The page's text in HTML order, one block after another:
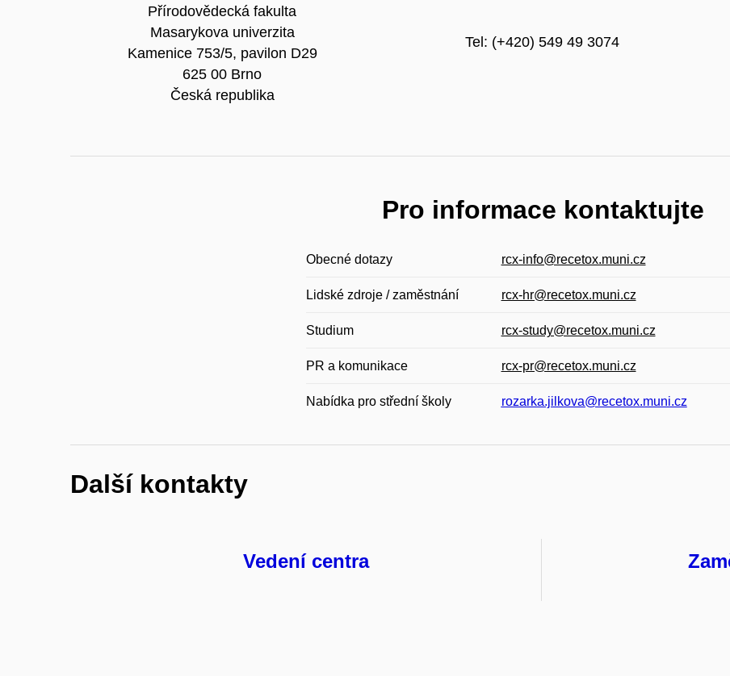
Přírodovědecká fakulta
Masarykova univerzita
Kamenice 753/5, pavilon D29
625 00 Brno
Česká republika
Tel: (+420) 549 49 3074
Pro informace kontaktujte
Obecné dotazy rcx-info@recetox.muni.cz
Lidské zdroje / zaměstnání rcx-hr@recetox.muni.cz
Studium rcx-study@recetox.muni.cz
PR a komunikace rcx-pr@recetox.muni.cz
Nabídka pro střední školy rozarka.jilkova@recetox.muni.cz
Další kontakty
Vedení centra